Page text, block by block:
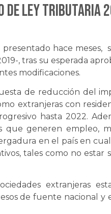
de Ley Tributaria
hace meses,
, tras su esperada
modificaciones.
de reducción del
extranjeras con
hasta 2022.
que generen empleo,
en el país en
tales como no estar
extranjeras
de fuente nacional y